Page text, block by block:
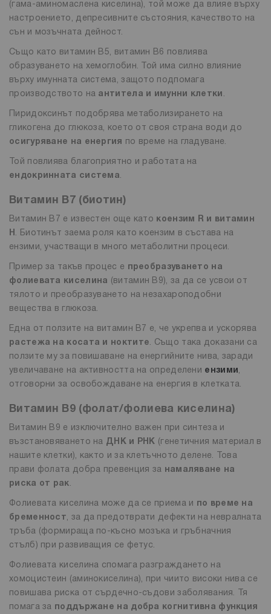
(гама-аминомаслена киселина), той може да влияе върху
настроението, депресивните състояния, качеството на
сън и мозъчната дейност.
Също като витамин B5, витамин B6 повлиява
образуването на хемоглобин. Той има силно влияние
върху имунната система, защото подпомага
производството на антитела и имунни клетки .
Пиридоксинът подобрява метаболизирането на
гликогена до глюкоза, което от своя страна води до
осигуряване на енергия
по време на гладуване.
Той повлиява благоприятно и работата на
ендокринната система.
Витамин B7 (биотин)
Витамин B7 е известен още като
коензим R и витамин
H . Биотинът заема роля като коензим в състава на
ензими, участващи в много метаболитни процеси.
Пример за такъв процес е
преобразуването на
фолиевата киселина
(витамин B9), за да се усвои от
тялото и преобразуването на незахароподобни
вещества в глюкоза.
Една от ползите на витамин B7 е, че укрепва и ускорява
растежа на косата и ноктите. Също така доказани са
ползите му за повишаване на енергийните нива, заради
увеличаване на активността на определени ензими ,
отговорни за освобождаване на енергия в клетката.
Витамин B9 (фолат/фолиева киселина)
Витамин B9 е изключително важен при синтеза и
възстановяването на ДНК и РНК (генетичния материал в
нашите клетки), както и за клетъчното делене. Това
прави фолата добра превенция за
намаляване на
риска от рак.
Фолиевата киселина може да се приема и
по време на
бременност, за да предотврати дефекти на невралната
тръба (формираща по-късно мозъка и гръбначния
стълб) при развиващия се фетус.
Фолиевата киселина спомага разграждането на
хомоцистеин (аминокиселина), при чиито високи нива се
повишава риска от сърдечно-съдови заболявания. Тя
помага за
поддържане на добра когнитивна функция